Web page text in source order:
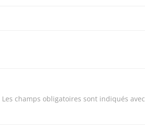
Les champs obligatoires sont indiqués avec